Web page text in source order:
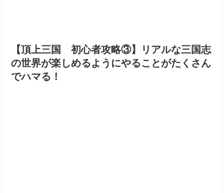
【頂上三国 初心者攻略③】リアルな三国志
の世界が楽しめるようにやることがたくさん
でハマる！